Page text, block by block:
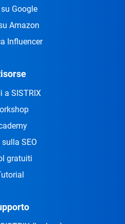
su Google
Amazon
Influencer
a SISTRIX
SEO
gratuiti